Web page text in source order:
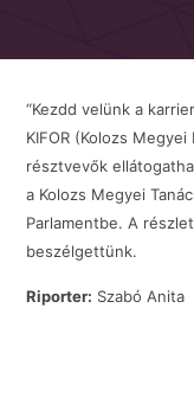
“Kezdd velünk a
KIFOR (Kolozs
résztvevők
a Kolozs Megyei
Parlamentbe. A
beszélgettünk.
Riporter: Szabó Anita